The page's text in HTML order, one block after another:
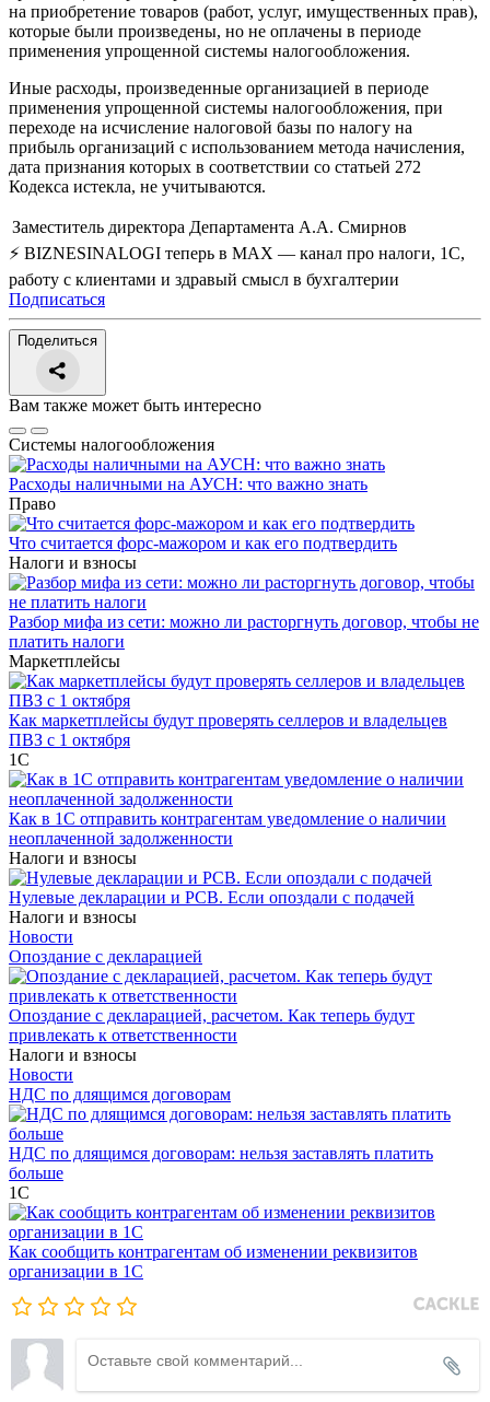
на приобретение товаров (работ, услуг, имущественных прав),
которые были произведены, но не оплачены в периоде
применения упрощенной системы налогообложения.
Иные расходы, произведенные организацией в периоде
применения упрощенной системы налогообложения, при
переходе на исчисление налоговой базы по налогу на
прибыль организаций с использованием метода начисления,
дата признания которых в соответствии со статьей 272
Кодекса истекла, не учитываются.
Заместитель директора Департамента А.А. Смирнов
⚡ BIZNESINALOGI теперь в MAX — канал про налоги, 1С,
работу с клиентами и здравый смысл в бухгалтерии
Подписаться
Поделиться
Вам также может быть интересно
Системы налогообложения
Расходы наличными на АУСН: что важно знать
Право
Что считается форс-мажором и как его подтвердить
Налоги и взносы
Разбор мифа из сети: можно ли расторгнуть договор, чтобы не
платить налоги
Маркетплейсы
Как маркетплейсы будут проверять селлеров и владельцев
ПВЗ с 1 октября
1С
Как в 1С отправить контрагентам уведомление о наличии
неоплаченной задолженности
Налоги и взносы
Нулевые декларации и РСВ. Если опоздали с подачей
Налоги и взносы
Новости
Опоздание с декларацией
Опоздание с декларацией, расчетом. Как теперь будут
привлекать к ответственности
Налоги и взносы
Новости
НДС по длящимся договорам
НДС по длящимся договорам: нельзя заставлять платить
больше
1С
Как сообщить контрагентам об изменении реквизитов
организации в 1C